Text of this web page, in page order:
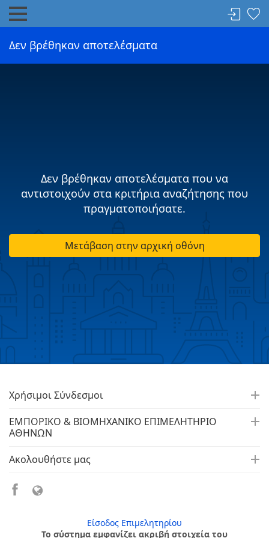
Δεν βρέθηκαν αποτελέσματα
Δεν βρέθηκαν αποτελέσματα που να
αντιστοιχούν στα κριτήρια αναζήτησης που
πραγματοποιήσατε.
Μετάβαση στην αρχική οθόνη
Χρήσιμοι Σύνδεσμοι
ΕΜΠΟΡΙΚΟ & ΒΙΟΜΗΧΑΝΙΚΟ ΕΠΙΜΕΛΗΤΗΡΙΟ
ΑΘΗΝΩΝ
Ακολουθήστε μας
Είσοδος Επιμελητηρίου
Το σύστημα εμφανίζει ακριβή στοιχεία του